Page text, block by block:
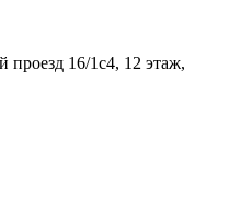
16/1с4, 12 этаж,